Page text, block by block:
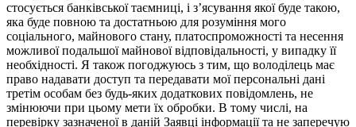
стосується банківської таємниці, і з’ясування якої буде такою,
яка буде повною та достатньою для розуміння мого
соціального, майнового стану, платоспроможності та несення
можливої подальшої майнової відповідальності, у випадку її
необхідності. Я також погоджуюсь з тим, що володілець має
право надавати доступ та передавати мої персональні дані
третім особам без будь-яких додаткових повідомлень, не
змінюючи при цьому мети їх обробки. В тому числі, на
перевірку зазначеної в даній Заявці інформації та не заперечую